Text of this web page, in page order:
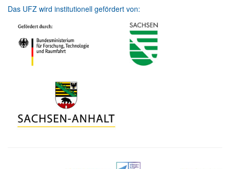
Das UFZ wird institutionell gefördert von: